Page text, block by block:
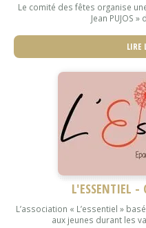
Le comité des fêtes organise
Jean PUJOS »
LIRE
L'ESSENTIEL -
L’association « L’essentiel »
aux jeunes durant les